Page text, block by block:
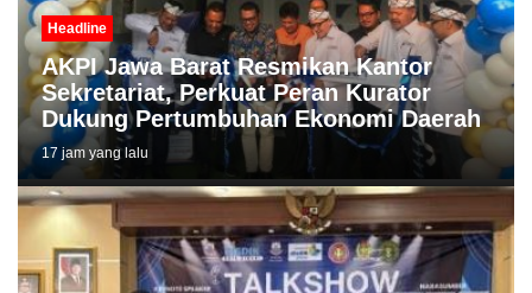
Headline
AKPI Jawa Barat Resmikan Kantor
Sekretariat, Perkuat Peran Kurator
Dukung Pertumbuhan Ekonomi Daerah
17 jam yang lalu